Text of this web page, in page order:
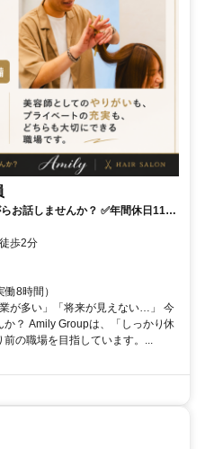
お話しませんか？ ✅️年間休日114
日の希望休みOK
徒歩2分
8時間）
が多い」「将来が見えない…」 今
？ Amily Groupは、「しっかり休
の職場を目指しています。...